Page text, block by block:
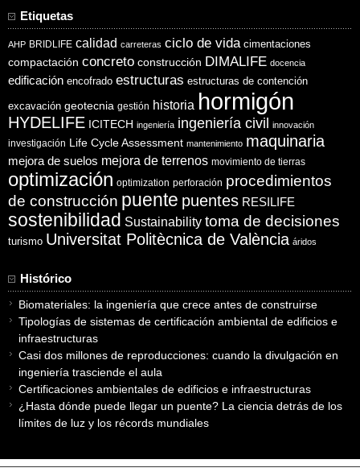
Etiquetas
AHP BRIDLIFE calidad carreteras ciclo de vida cimentaciones
compactación concreto construcción DIMALIFE docencia
edificación encofrado estructuras estructuras de contención
excavación geotecnia gestión historia hormigón
HYDELIFE ICITECH ingeniería ingeniería civil innovación
investigación Life Cycle Assessment mantenimiento maquinaria
mejora de suelos mejora de terrenos movimiento de tierras
optimización optimization perforación procedimientos
de construcción puente puentes RESILIFE
sostenibilidad Sustainability toma de decisiones
turismo Universitat Politècnica de València áridos
Histórico
Biomateriales: la ingeniería que crece antes de construirse
Tipologías de sistemas de certificación ambiental de edificios e
infraestructuras
Casi dos millones de reproducciones: cuando la divulgación en
ingeniería trasciende el aula
Certificaciones ambientales de edificios e infraestructuras
¿Hasta dónde puede llegar un puente? La ciencia detrás de los
límites de luz y los récords mundiales